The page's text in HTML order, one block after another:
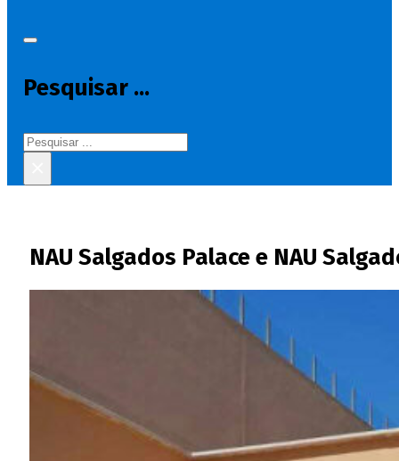
Pesquisar ...
Pesquisar
NAU Salgados Palace e NAU